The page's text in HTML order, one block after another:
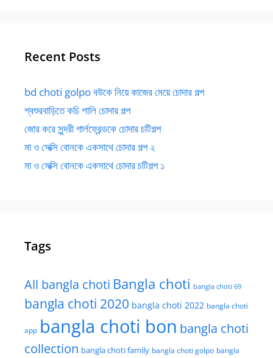
Recent Posts
bd choti golpo বউকে নিয়ে কাজের মেয়ে চোদার গল্প
শ্বশুরবাড়িতে কচি শালি চোদার গল্প
জোর করে সুন্দরী গার্লফ্রেন্ডকে চোদার চটিগল্প
মা ও সেক্সি বোনকে একসাথে চোদার গল্প ২
মা ও সেক্সি বোনকে একসাথে চোদার চটিগল্প ১
Tags
All bangla choti Bangla choti bangla choti 69
bangla choti 2020 bangla choti 2022 bangla choti
app bangla choti bon bangla choti
collection bangla choti family bangla choti golpo bangla